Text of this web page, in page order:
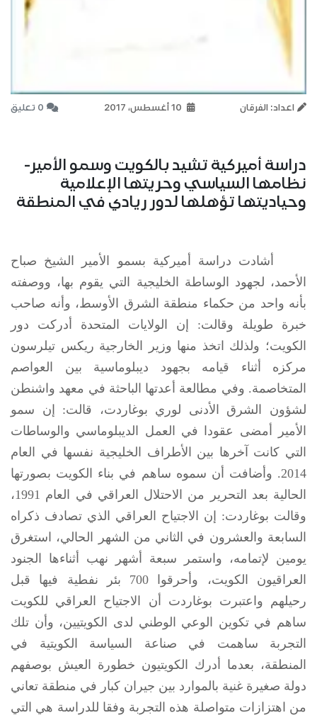
اعداد: الفرقان 0 تعليق
دراسة أميركية تشيد بالكويت وسمو الأمير-
نظامها السياسي وحريتها الإعلامية
وحياديتها تؤهلها لدور ريادي في المنطقة
أشادت دراسة أميركية بسمو الأمير الشيخ صباح
الأحمد، لجهود الوساطة الخليجية التي يقوم بها، ووصفته
بأنه واحد من حكماء منطقة الشرق الأوسط، وأنه صاحب
خبرة طويلة وقالت: إن الولايات المتحدة أدركت دور
الكويت؛ ولذلك اتخذ منها وزير الخارجية ريكس تيلرسون
مركزه أثناء قيامه بجهود ديبلوماسية بين العواصم
المتخاصمة. وفي مطالعة أعدتها الباحثة في معهد واشنطن
لشؤون الشرق الأدنى لوري بوغاردت، قالت: إن سمو
الأمير أمضى عقودا في العمل الديبلوماسي والوساطات
التي كانت آخرها بين الأطراف الخليجية نفسها في العام
2014. وأضافت أن سموه ساهم في بناء الكويت بصورتها
الحالية بعد التحرير من الاحتلال العراقي في العام 1991،
وقالت بوغاردت: إن الاجتياح العراقي الذي تصادف ذكراه
السابعة والعشرون في الثاني من الشهر الحالي، استغرق
يومين لإتمامه، واستمر سبعة أشهر نهب أثناءها الجنود
العراقيون الكويت، وأحرقوا 700 بئر نفطية فيها قبل
رحيلهم واعتبرت بوغاردت أن الاجتياح العراقي للكويت
ساهم في تكوين الوعي الوطني لدى الكويتيين، وأن تلك
التجربة ساهمت في صناعة السياسة الكويتية في
المنطقة، بعدما أدرك الكويتيون خطورة العيش بوصفهم
دولة صغيرة غنية بالموارد بين جيران كبار في منطقة تعاني
من اهتزازات متواصلة هذه التجربة وفقا للدراسة هي التي